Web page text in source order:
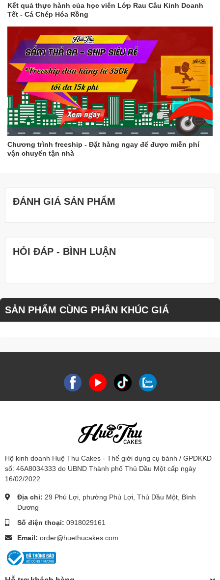
Kết quả thực hành của học viên Lớp Rau Câu Kinh Doanh
Tết - Cá Chép Hóa Rồng
Chương trình freeship - Đặt hàng ngay để được miễn phí
vận chuyển tận nhà
ĐÁNH GIÁ SẢN PHẨM
HỎI ĐÁP - BÌNH LUẬN
SẢN PHẨM CÙNG PHÂN KHÚC GIÁ
Hộ kinh doanh Huệ Thu Cakes - Thế giới dụng cụ bánh / GPĐKKD
số: 46A8034333 do UBND Thành phố Thủ Dầu Một cấp ngày
16/02/2022
Địa chỉ: 29 Phú Lợi, phường Phú Lợi, Thủ Dầu Một, Bình
Dương
Số điện thoại: 0918029161
Email: order@huethucakes.com